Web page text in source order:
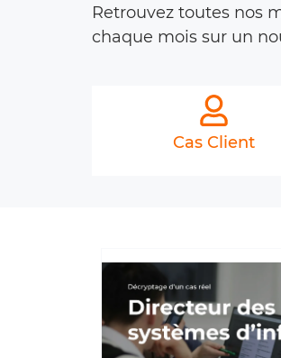
Retrouvez toutes nos
chaque mois sur un
Cas Client